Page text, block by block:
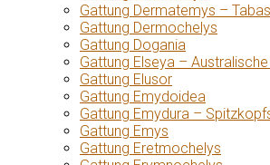
Gattung Dermatemys –
Gattung Dermochelys
Gattung Dogania
Gattung Elseya –
Gattung Elusor
Gattung Emydoidea
Gattung Emydura –
Gattung Emys
Gattung Eretmochelys